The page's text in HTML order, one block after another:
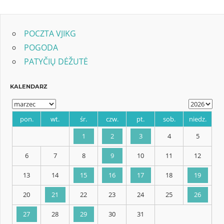
POCZTA VJIKG
POGODA
PATYČIŲ DĖŽUTĖ